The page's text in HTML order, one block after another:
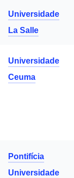
Universidade
La Salle
Universidade
Ceuma
Pontifícia
Universidade